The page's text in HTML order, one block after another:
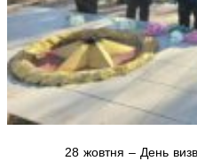
28 жовтня – День